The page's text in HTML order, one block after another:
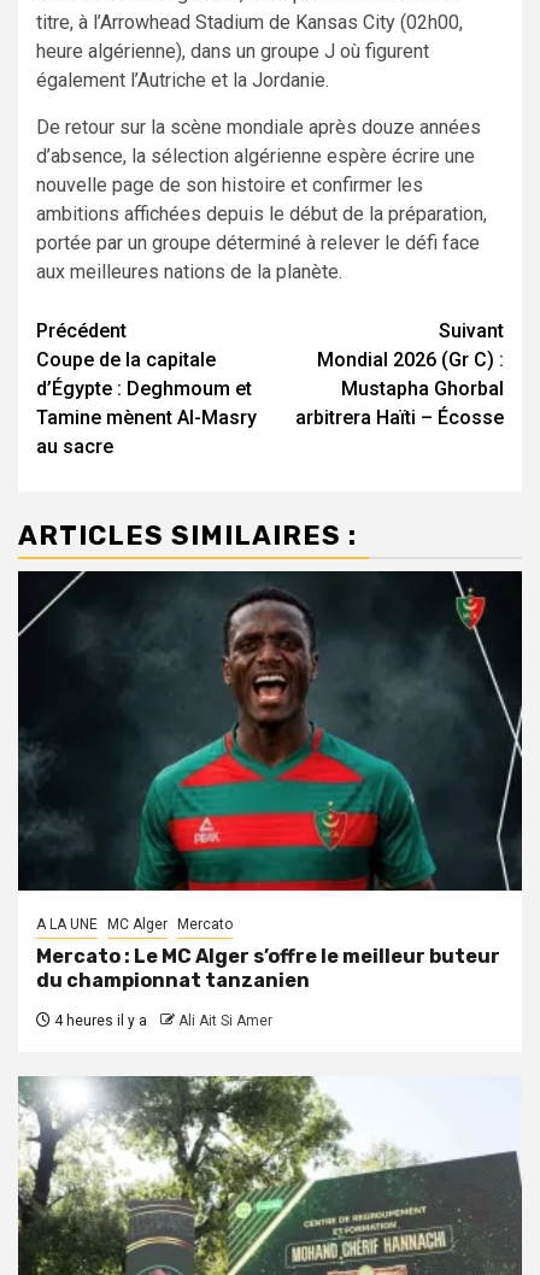
titre, à l’Arrowhead Stadium de Kansas City (02h00,
heure algérienne), dans un groupe J où figurent
également l’Autriche et la Jordanie.
De retour sur la scène mondiale après douze années
d’absence, la sélection algérienne espère écrire une
nouvelle page de son histoire et confirmer les
ambitions affichées depuis le début de la préparation,
portée par un groupe déterminé à relever le défi face
aux meilleures nations de la planète.
Navigation
d’article
Précédent
Coupe de la capitale
d’Égypte : Deghmoum et
Tamine mènent Al-Masry
au sacre
Suivant
Mondial 2026 (Gr C) :
Mustapha Ghorbal
arbitrera Haïti – Écosse
ARTICLES SIMILAIRES :
A LA UNE MC Alger Mercato
Mercato : Le MC Alger s’offre le meilleur buteur
du championnat tanzanien
4 heures il y a Ali Ait Si Amer